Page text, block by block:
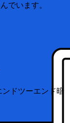
でいます。
ンドツーエンド暗